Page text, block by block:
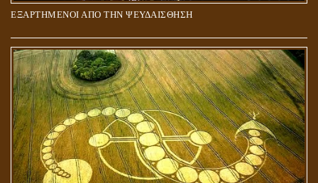
ΕΞΑΡΤΗΜΕΝΟΙ ΑΠΟ ΤΗΝ ΨΕΥΔΑΙΣΘΗΣΗ